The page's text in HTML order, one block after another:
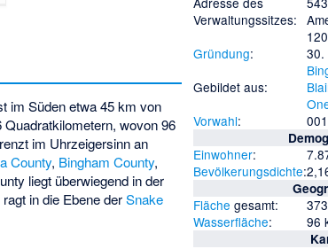
Verwaltungssitzes:
Gründung:
30.
Gebildet aus:
Vorwahl:
Einwohner:
Bevölkerungsdichte:
Fläche gesamt:
Wasserfläche: 96
im Süden etwa 45 km von
wovon 96
im Uhrzeigersinn an
County, Bingham County,
liegt überwiegend in der
in die Ebene derSnake